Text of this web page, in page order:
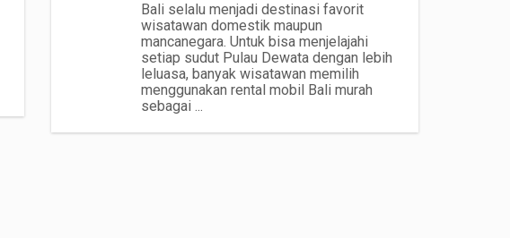
Bali selalu menjadi destinasi favorit
wisatawan domestik maupun
mancanegara. Untuk bisa menjelajahi
setiap sudut Pulau Dewata dengan lebih
leluasa, banyak wisatawan memilih
menggunakan rental mobil Bali murah
sebagai ...